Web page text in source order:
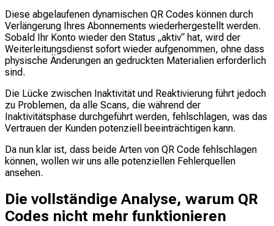
Diese abgelaufenen dynamischen QR Codes können durch
Verlängerung Ihres Abonnements wiederhergestellt werden.
Sobald Ihr Konto wieder den Status „aktiv“ hat, wird der
Weiterleitungsdienst sofort wieder aufgenommen, ohne dass
physische Änderungen an gedruckten Materialien erforderlich
sind.
Die Lücke zwischen Inaktivität und Reaktivierung führt jedoch
zu Problemen, da alle Scans, die während der
Inaktivitätsphase durchgeführt werden, fehlschlagen, was das
Vertrauen der Kunden potenziell beeinträchtigen kann.
Da nun klar ist, dass beide Arten von QR Code fehlschlagen
können, wollen wir uns alle potenziellen Fehlerquellen
ansehen.
Die vollständige Analyse, warum QR
Codes nicht mehr funktionieren